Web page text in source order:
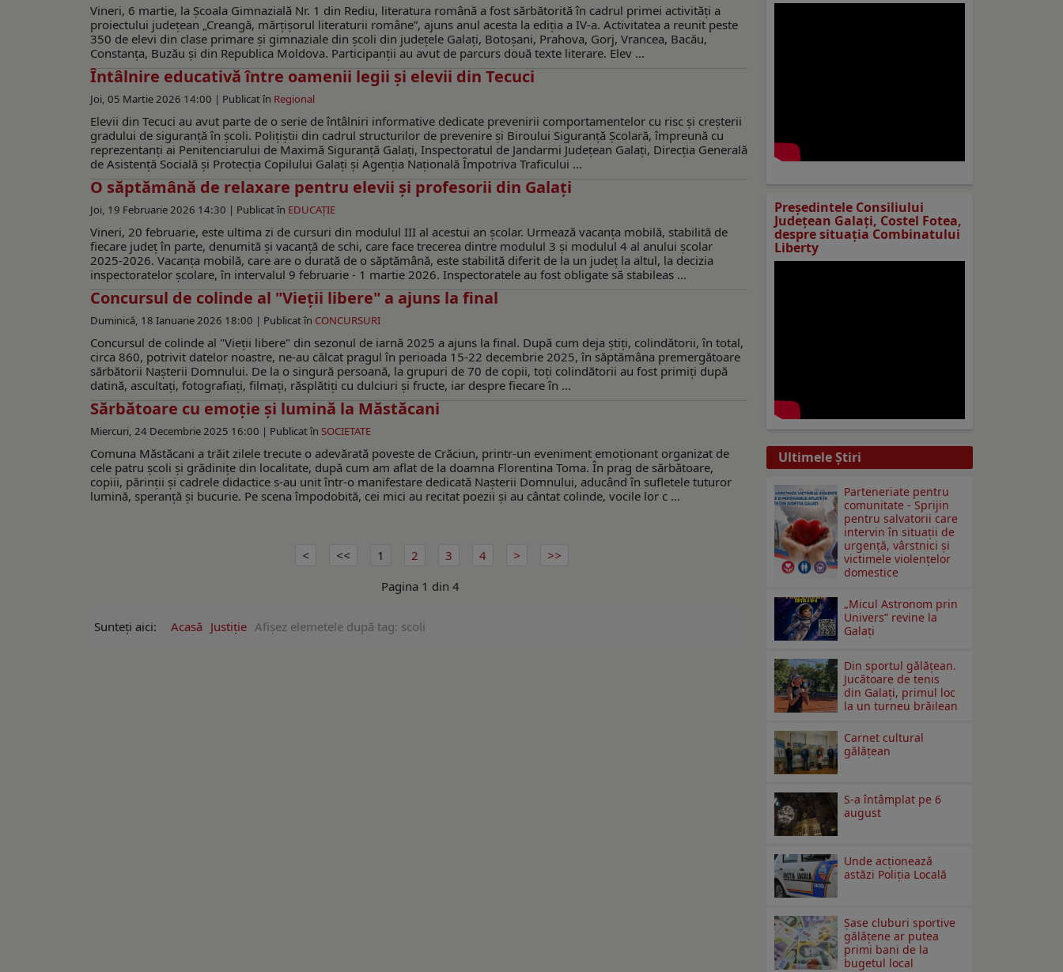
Vineri, 6 martie, la Școala Gimnazială Nr. 1 din Rediu, literatura română a fost sărbătorită în cadrul primei activități a
proiectului județean „Creangă, mărțișorul literaturii române”, ajuns anul acesta la ediția a IV-a. Activitatea a reunit peste
350 de elevi din clase primare și gimnaziale din școli din județele Galați, Botoșani, Prahova, Gorj, Vrancea, Bacău,
Constanța, Buzău și din Republica Moldova. Participanții au avut de parcurs două texte literare. Elev ...
Întâlnire educativă între oamenii legii și elevii din Tecuci
Joi, 05 Martie 2026 14:00 | Publicat în Regional
Elevii din Tecuci au avut parte de o serie de întâlniri informative dedicate prevenirii comportamentelor cu risc și creșterii
gradului de siguranță în școli. Polițiștii din cadrul structurilor de prevenire și Biroului Siguranță Școlară, împreună cu
reprezentanți ai Penitenciarului de Maximă Siguranță Galați, Inspectoratul de Jandarmi Județean Galați, Direcția Generală
de Asistență Socială și Protecția Copilului Galați și Agenția Națională Împotriva Traficului ...
O săptămână de relaxare pentru elevii și profesorii din Galaţi
Joi, 19 Februarie 2026 14:30 | Publicat în EDUCAŢIE
Vineri, 20 februarie, este ultima zi de cursuri din modulul III al acestui an școlar. Urmează vacanța mobilă, stabilită de
fiecare județ în parte, denumită și vacanță de schi, care face trecerea dintre modulul 3 și modulul 4 al anului școlar
2025-2026. Vacanța mobilă, care are o durată de o săptămână, este stabilită diferit de la un județ la altul, la decizia
inspectoratelor școlare, în intervalul 9 februarie - 1 martie 2026. Inspectoratele au fost obligate să stabileas ...
Concursul de colinde al "Vieţii libere" a ajuns la final
Duminică, 18 Ianuarie 2026 18:00 | Publicat în CONCURSURI
Concursul de colinde al "Vieţii libere" din sezonul de iarnă 2025 a ajuns la final. După cum deja ştiţi, colindătorii, în total,
circa 860, potrivit datelor noastre, ne-au călcat pragul în perioada 15-22 decembrie 2025, în săptămâna premergătoare
sărbătorii Naşterii Domnului. De la o singură persoană, la grupuri de 70 de copii, toţi colindătorii au fost primiţi după
datină, ascultaţi, fotografiaţi, filmaţi, răsplătiţi cu dulciuri şi fructe, iar despre fiecare în ...
Sărbătoare cu emoție și lumină la Măstăcani
Miercuri, 24 Decembrie 2025 16:00 | Publicat în SOCIETATE
Comuna Măstăcani a trăit zilele trecute o adevărată poveste de Crăciun, printr-un eveniment emoționant organizat de
cele patru școli și grădinițe din localitate, după cum am aflat de la doamna Florentina Toma. În prag de sărbătoare,
copiii, părinții și cadrele didactice s-au unit într-o manifestare dedicată Nașterii Domnului, aducând în sufletele tuturor
lumină, speranță și bucurie. Pe scena împodobită, cei mici au recitat poezii și au cântat colinde, vocile lor c ...
1 2 3
4
Pagina 1 din 4
Sunteți aici: Acasă Justiție Afişez elemetele după tag: scoli
Preşedintele Consiliului
Judeţean Galaţi, Costel Fotea,
despre situaţia Combinatului
Liberty
Ultimele Ştiri
Parteneriate pentru
comunitate - Sprijin
pentru salvatorii care
intervin în situații de
urgență, vârstnici și
victimele violențelor
domestice
„Micul Astronom prin
Univers” revine la
Galați
Din sportul gălățean.
Jucătoare de tenis
din Galați, primul loc
la un turneu brăilean
Carnet cultural
gălăţean
S-a întâmplat pe 6
august
Unde acționează
astăzi Poliția Locală
Şase cluburi sportive
gălăţene ar putea
primi bani de la
bugetul local